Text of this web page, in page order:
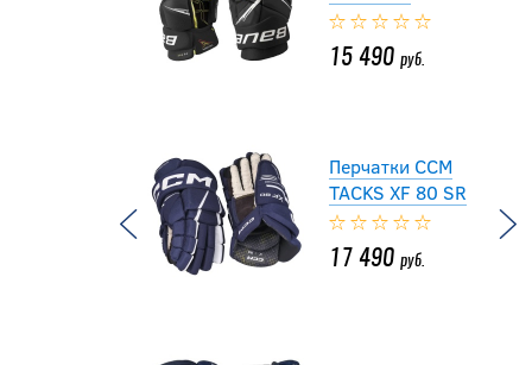
15 490 руб.
Перчатки CCM
TACKS XF 80 SR
17 490 руб.